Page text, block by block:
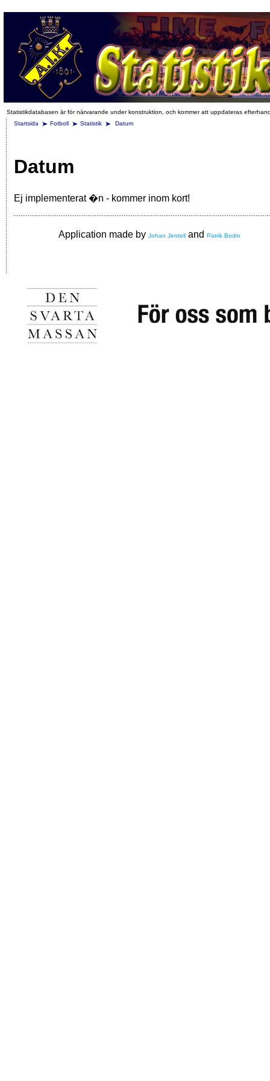
Statistikdatabasen är för närvarande under konstruktion, och kommer att uppdateras
Startsida
Fotboll Statistik Datum
Datum
Ej implementerat �n - kommer inom kort!
Application made by Johan Jentell and Patrik Bodin